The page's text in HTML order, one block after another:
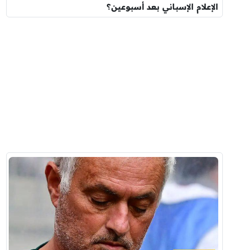
الإعلام الإسباني بعد أسبوعين؟